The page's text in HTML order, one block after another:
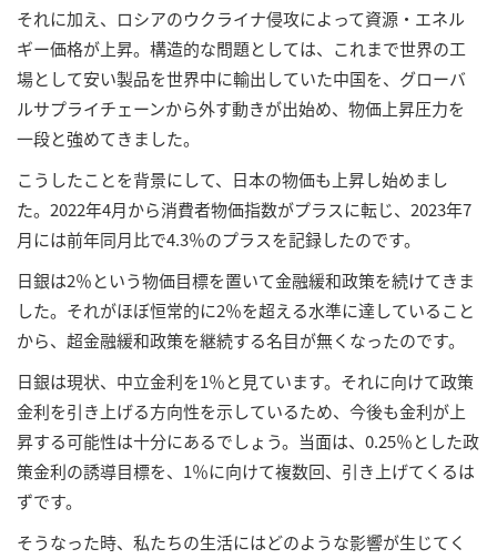
それに加え、ロシアのウクライナ侵攻によって資源・エネル
ギー価格が上昇。構造的な問題としては、これまで世界の工
場として安い製品を世界中に輸出していた中国を、グローバ
ルサプライチェーンから外す動きが出始め、物価上昇圧力を
一段と強めてきました。
こうしたことを背景にして、日本の物価も上昇し始めまし
た。2022年4月から消費者物価指数がプラスに転じ、2023年7
月には前年同月比で4.3％のプラスを記録したのです。
日銀は2％という物価目標を置いて金融緩和政策を続けてきま
した。それがほぼ恒常的に2％を超える水準に達していること
から、超金融緩和政策を継続する名目が無くなったのです。
日銀は現状、中立金利を1％と見ています。それに向けて政策
金利を引き上げる方向性を示しているため、今後も金利が上
昇する可能性は十分にあるでしょう。当面は、0.25％とした政
策金利の誘導目標を、1％に向けて複数回、引き上げてくるは
ずです。
そうなった時、私たちの生活にはどのような影響が生じてく